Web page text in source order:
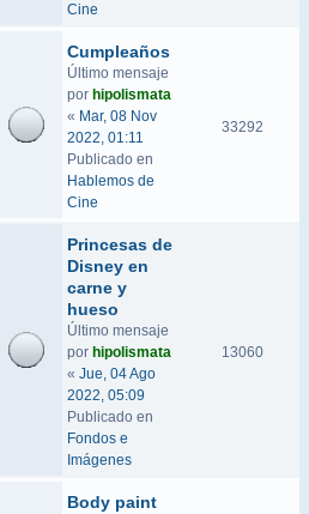
Cine
Cumpleaños
Último mensaje
por hipolismata
« Mar, 08 Nov
2022, 01:11
Publicado en
Hablemos de
Cine
33292
Princesas de
Disney en
carne y
hueso
Último mensaje
por hipolismata
« Jue, 04 Ago
2022, 05:09
Publicado en
Fondos e
Imágenes
13060
Body paint